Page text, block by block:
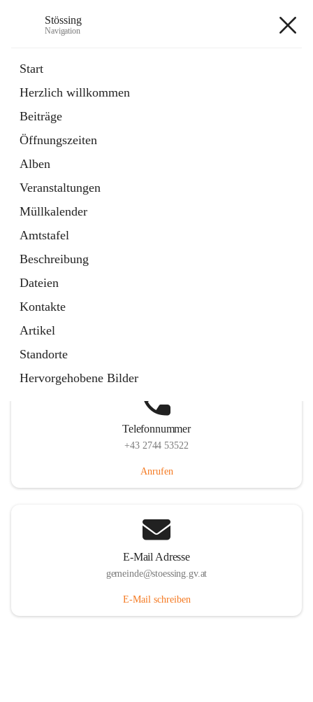
Stössing
Navigation
Start
Herzlich willkommen
Beiträge
Öffnungszeiten
Alben
Veranstaltungen
Müllkalender
Amtstafel
Beschreibung
Dateien
Kontakte
Artikel
Standorte
Hervorgehobene Bilder
Datei
in
Tab
Kindergarten
öffnet
in
neuem
Tab
Telefonnummer
+43 2744 53522
Anrufen
E-Mail Adresse
gemeinde@stoessing.gv.at
E-Mail schreiben